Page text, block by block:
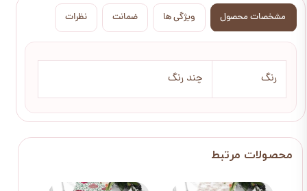
مشخصات محصول ویژگی ها ضمانت نظرات
رنگ چند رنگ